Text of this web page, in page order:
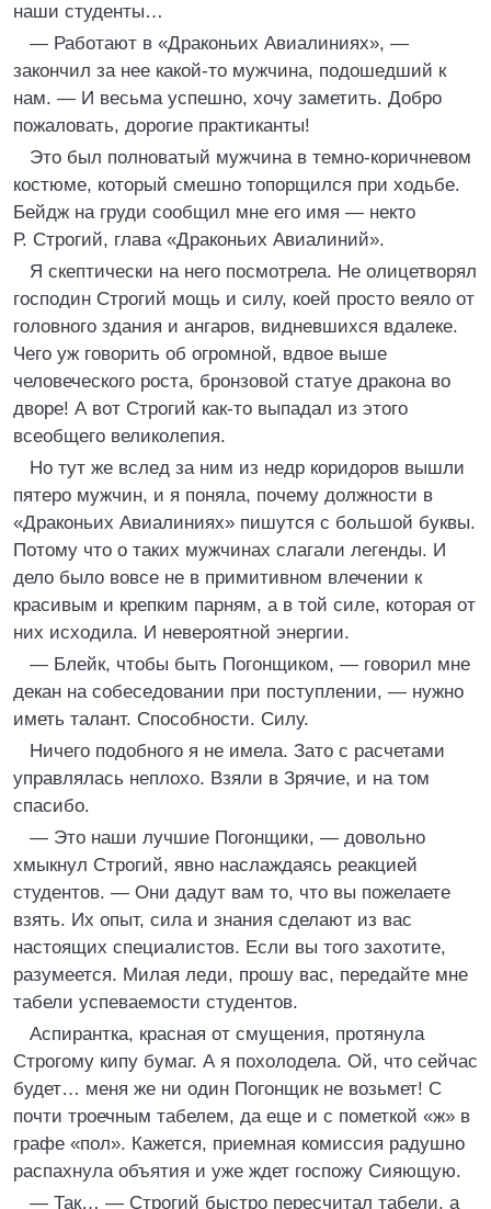
наши студенты…
— Работают в «Драконьих Авиалиниях», —
закончил за нее какой-то мужчина, подошедший к
нам. — И весьма успешно, хочу заметить. Добро
пожаловать, дорогие практиканты!
Это был полноватый мужчина в темно-коричневом
костюме, который смешно топорщился при ходьбе.
Бейдж на груди сообщил мне его имя — некто
Р. Строгий, глава «Драконьих Авиалиний».
Я скептически на него посмотрела. Не олицетворял
господин Строгий мощь и силу, коей просто веяло от
головного здания и ангаров, видневшихся вдалеке.
Чего уж говорить об огромной, вдвое выше
человеческого роста, бронзовой статуе дракона во
дворе! А вот Строгий как-то выпадал из этого
всеобщего великолепия.
Но тут же вслед за ним из недр коридоров вышли
пятеро мужчин, и я поняла, почему должности в
«Драконьих Авиалиниях» пишутся с большой буквы.
Потому что о таких мужчинах слагали легенды. И
дело было вовсе не в примитивном влечении к
красивым и крепким парням, а в той силе, которая от
них исходила. И невероятной энергии.
— Блейк, чтобы быть Погонщиком, — говорил мне
декан на собеседовании при поступлении, — нужно
иметь талант. Способности. Силу.
Ничего подобного я не имела. Зато с расчетами
управлялась неплохо. Взяли в Зрячие, и на том
спасибо.
— Это наши лучшие Погонщики, — довольно
хмыкнул Строгий, явно наслаждаясь реакцией
студентов. — Они дадут вам то, что вы пожелаете
взять. Их опыт, сила и знания сделают из вас
настоящих специалистов. Если вы того захотите,
разумеется. Милая леди, прошу вас, передайте мне
табели успеваемости студентов.
Аспирантка, красная от смущения, протянула
Строгому кипу бумаг. А я похолодела. Ой, что сейчас
будет… меня же ни один Погонщик не возьмет! С
почти троечным табелем, да еще и с пометкой «ж» в
графе «пол». Кажется, приемная комиссия радушно
распахнула объятия и уже ждет госпожу Сияющую.
— Так… — Строгий быстро пересчитал табели, а